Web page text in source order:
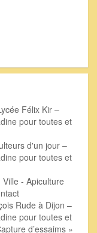
Félix Kir –
pour toutes et
d'un jour –
pour toutes et
- Apiculture
Rude à Dijon –
pour toutes et
d’essaims »